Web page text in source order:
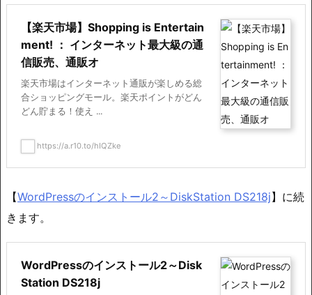
【楽天市場】Shopping is Entertain
ment! ： インターネット最大級の通
信販売、通販オ
楽天市場はインターネット通販が楽しめる総
合ショッピングモール。楽天ポイントがどん
どん貯まる！使え ...
https://a.r10.to/hIQZke
【WordPressのインストール2～DiskStation DS218j】に続
きます。
WordPressのインストール2～Disk
Station DS218j